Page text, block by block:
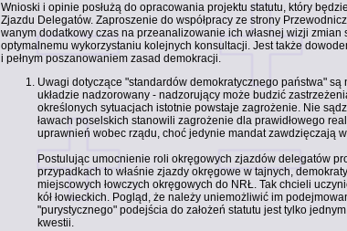
Wnioski i opinie posłużą do opracowania projektu statutu, który
Zjazdu Delegatów. Zaproszenie do współpracy ze strony
wanym dodatkowy czas na przeanalizowanie ich własnej wizji zmian
optymalnemu wykorzystaniu kolejnych konsultacji. Jest także
i pełnym poszanowaniem zasad demokracji.
Uwagi dotyczące "standardów demokratycznego państwa"
układzie nadzorowany - nadzorujący może budzić
określonych sytuacjach istotnie powstaje zagrożenie. Nie
ławach poselskich stanowili zagrożenie dla prawidłowego
uprawnień wobec rządu, choć jedynie mandat zawdzięczają
Postulując umocnienie roli okręgowych zjazdów delegatów
przypadkach to właśnie zjazdy okręgowe w tajnych,
miejscowych łowczych okręgowych do NRŁ. Tak chcieli
kół łowieckich. Pogląd, że należy uniemożliwić im
"purystycznego" podejścia do założeń statutu jest tylko
kwestii.